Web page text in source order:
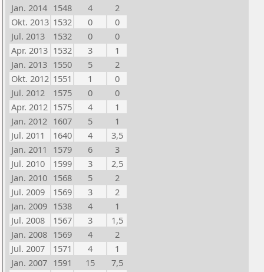
Jan. 2014 1548 4
2
Okt. 2013 1532 0
0
Jul. 2013
1532 0
0
Apr. 2013 1532 3
1
Jan. 2013 1550 5
2
Okt. 2012 1551 1
0
Jul. 2012
1575 0
0
Apr. 2012 1575 4
1
Jan. 2012 1607 5
1
Jul. 2011
1640 4
3,5
Jan. 2011
1579 6
3
Jul. 2010
1599 3
2,5
Jan. 2010 1568 5
2
Jul. 2009
1569 3
2
Jan. 2009 1538 4
1
Jul. 2008
1567 3
1,5
Jan. 2008 1569 4
2
Jul. 2007
1571 4
1
Jan. 2007 1591 15
7,5